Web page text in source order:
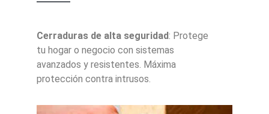
Cerraduras de alta seguridad: Protege
tu hogar o negocio con sistemas
avanzados y resistentes. Máxima
protección contra intrusos.